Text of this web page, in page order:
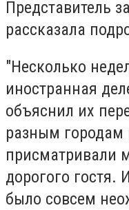
Представитель
рассказала
"Несколько
иностранная
объяснил их
разным городам
присматривали
дорогого гостя.
было совсем